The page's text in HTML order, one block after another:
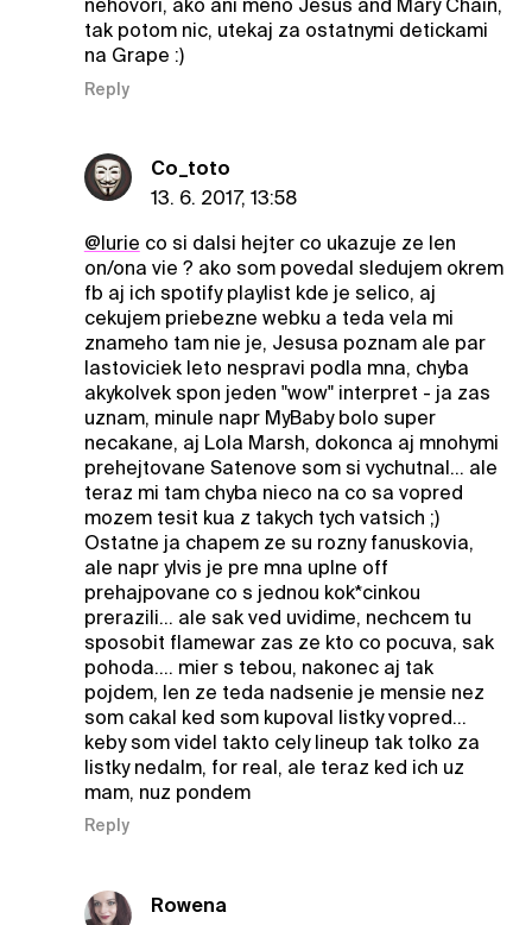
nehovori, ako ani meno Jesus and Mary Chain,
tak potom nic, utekaj za ostatnymi detickami
na Grape :)
Reply
Co_toto
13. 6. 2017, 13:58
@lurie co si dalsi hejter co ukazuje ze len
on/ona vie ? ako som povedal sledujem okrem
fb aj ich spotify playlist kde je selico, aj
cekujem priebezne webku a teda vela mi
znameho tam nie je, Jesusa poznam ale par
lastoviciek leto nespravi podla mna, chyba
akykolvek spon jeden "wow" interpret - ja zas
uznam, minule napr MyBaby bolo super
necakane, aj Lola Marsh, dokonca aj mnohymi
prehejtovane Satenove som si vychutnal... ale
teraz mi tam chyba nieco na co sa vopred
mozem tesit kua z takych tych vatsich ;)
Ostatne ja chapem ze su rozny fanuskovia,
ale napr ylvis je pre mna uplne off
prehajpovane co s jednou kok*cinkou
prerazili... ale sak ved uvidime, nechcem tu
sposobit flamewar zas ze kto co pocuva, sak
pohoda.... mier s tebou, nakonec aj tak
pojdem, len ze teda nadsenie je mensie nez
som cakal ked som kupoval listky vopred...
keby som videl takto cely lineup tak tolko za
listky nedalm, for real, ale teraz ked ich uz
mam, nuz pondem
Reply
Rowena